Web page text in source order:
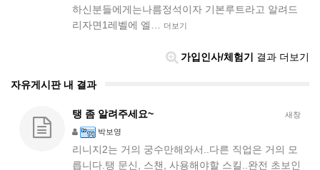
하신분들에게는나름정석이자 기본루트라고 알려드
리자면1레벨에 엘…
더보기
가입인사/체험기 결과 더보기
자유게시판 내 결과
새창
탱 좀 알려주세요~
박보영
리니지2는 거의 궁수만해와서..다른 직업은 거의 모
릅니다.탱 문신, 스챈, 사용해야할 스킬..완전 초보인